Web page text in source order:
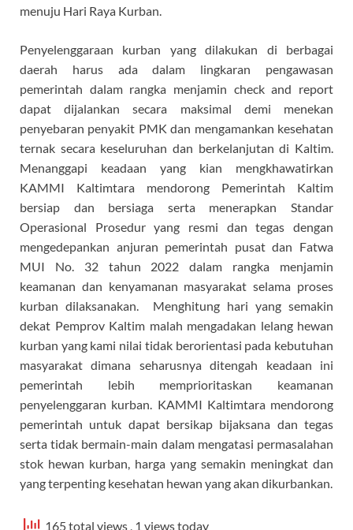
menuju Hari Raya Kurban.
Penyelenggaraan kurban yang dilakukan di berbagai
daerah harus ada dalam lingkaran pengawasan
pemerintah dalam rangka menjamin check and report
dapat dijalankan secara maksimal demi menekan
penyebaran penyakit PMK dan mengamankan kesehatan
ternak secara keseluruhan dan berkelanjutan di Kaltim.
Menanggapi keadaan yang kian mengkhawatirkan
KAMMI Kaltimtara mendorong Pemerintah Kaltim
bersiap dan bersiaga serta menerapkan Standar
Operasional Prosedur yang resmi dan tegas dengan
mengedepankan anjuran pemerintah pusat dan Fatwa
MUI No. 32 tahun 2022 dalam rangka menjamin
keamanan dan kenyamanan masyarakat selama proses
kurban dilaksanakan. Menghitung hari yang semakin
dekat Pemprov Kaltim malah mengadakan lelang hewan
kurban yang kami nilai tidak berorientasi pada kebutuhan
masyarakat dimana seharusnya ditengah keadaan ini
pemerintah lebih memprioritaskan keamanan
penyelenggaran kurban. KAMMI Kaltimtara mendorong
pemerintah untuk dapat bersikap bijaksana dan tegas
serta tidak bermain-main dalam mengatasi permasalahan
stok hewan kurban, harga yang semakin meningkat dan
yang terpenting kesehatan hewan yang akan dikurbankan.
165 total views , 1 views today